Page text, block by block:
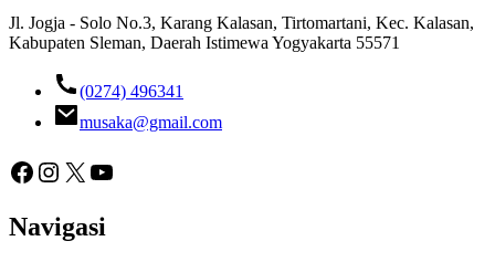
Jl. Jogja - Solo No.3, Karang Kalasan, Tirtomartani, Kec. Kalasan,
Kabupaten Sleman, Daerah Istimewa Yogyakarta 55571
(0274) 496341
musaka@gmail.com
Facebook
Instagram
X YouTube
Navigasi